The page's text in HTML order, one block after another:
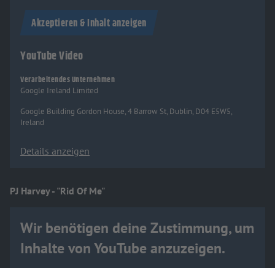
Akzeptieren & Inhalt anzeigen
YouTube Video
Verarbeitendes Unternehmen
Google Ireland Limited
Google Building Gordon House, 4 Barrow St, Dublin, D04 E5W5,
Ireland
Details anzeigen
PJ Harvey - "Rid Of Me"
Wir benötigen deine Zustimmung, um
Inhalte von YouTube anzuzeigen.